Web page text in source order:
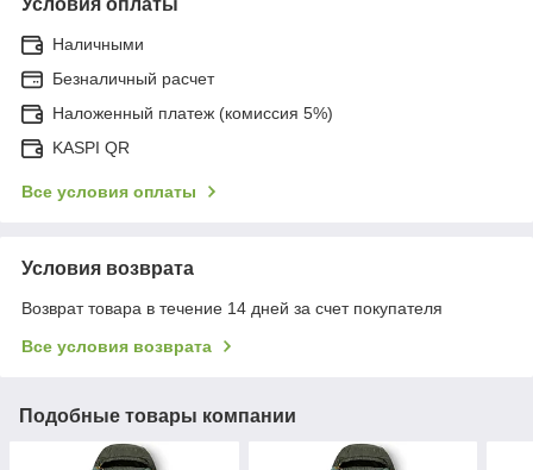
Наличными
Безналичный расчет
Наложенный платеж (комиссия 5%)
KASPI QR
Все условия оплаты
Условия возврата
Возврат товара в течение 14 дней за счет покупателя
Все условия возврата
Подобные товары компании